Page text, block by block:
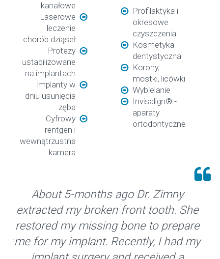
kanałowe
Laserowe
leczenie
chorób dziąseł
Protezy
ustabilizowane
na implantach
Implanty w
dniu usunięcia
zęba
Cyfrowy
rentgen i
wewnątrzustna
kamera
Profilaktyka i
okresowe
czyszczenia
Kosmetyka
dentystyczna
Korony,
mostki, licówki
Wybielanie
Invisalign® -
aparaty
ortodontyczne
ago Dr. Zimny
front tooth. She
bone to prepare
Recently, I had my
About 5-months ago
extracted my broken
restored my missing
me for my implant.